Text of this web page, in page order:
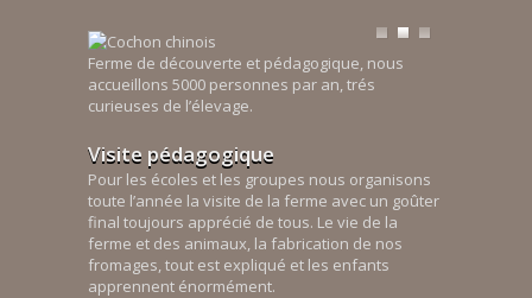
Ferme de découverte et pédagogique, nous
accueillons 5000 personnes par an, trés
curieuses de l’élevage.
Visite pédagogique
Pour les écoles et les groupes nous organisons
toute l’année la visite de la ferme avec un goûter
final toujours apprécié de tous. Le vie de la
ferme et des animaux, la fabrication de nos
fromages, tout est expliqué et les enfants
apprennent énormément.